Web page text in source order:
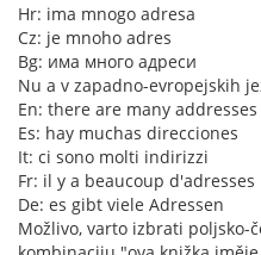
Hr: ima mnogo adresa
Cz: je mnoho adres
Bg: има много адреси
Nu a v zapadno-evropejskih
En: there are many addresses
Es: hay muchas direcciones
It: ci sono molti indirizzi
Fr: il y a beaucoup d'adresses
De: es gibt viele Adressen
Možlivo, varto izbrati poljsko-